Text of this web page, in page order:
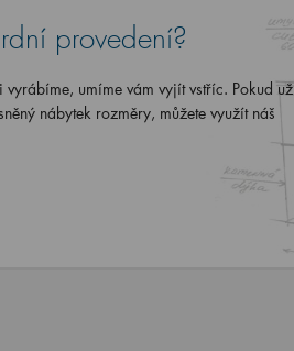
provedení?
umíme vám vyjít vstříc. Pokud už
nábytek rozměry, můžete využít náš